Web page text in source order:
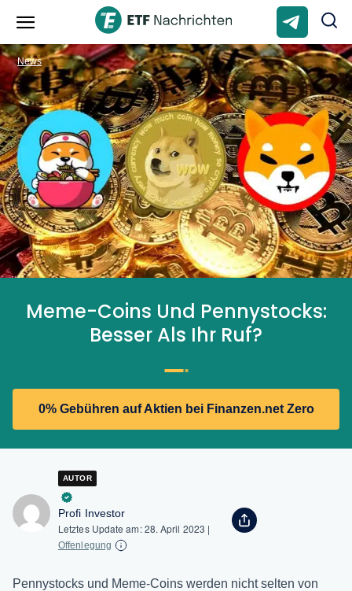
Meme-Coins Und Pennystocks:
Besser Als Ihr Ruf?
0% Gebühren auf Aktien bei Finanzen.net Zero
News
AUTOR
Profi Investor
Letztes Update am:28. April 2023 |
Offenlegung
Pennystocks und Meme-Coins werden nicht selten von